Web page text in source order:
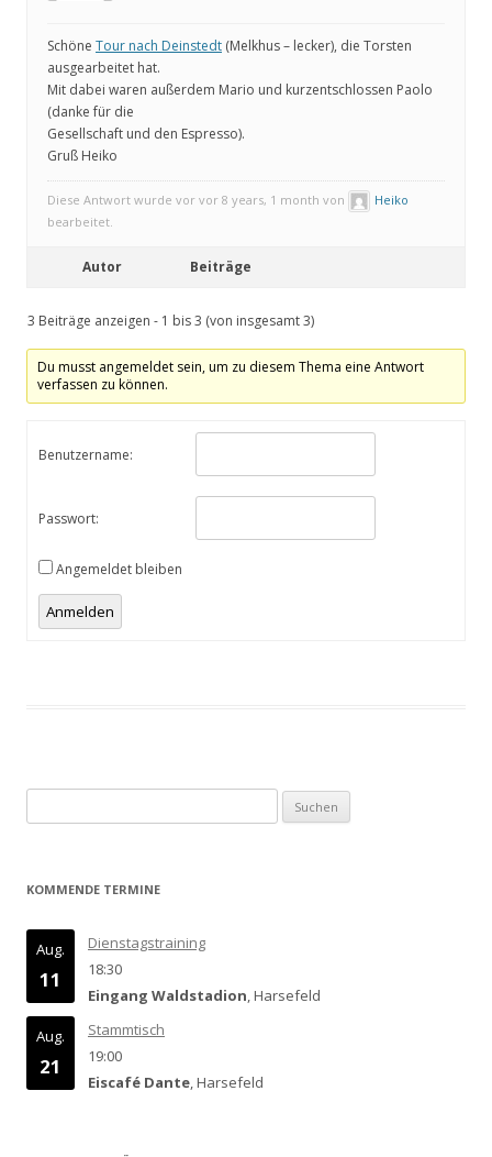
Schöne Tour nach Deinstedt (Melkhus – lecker), die Torsten
ausgearbeitet hat.
Mit dabei waren außerdem Mario und kurzentschlossen Paolo
(danke für die
Gesellschaft und den Espresso).
Gruß Heiko
Diese Antwort wurde vor vor 8 years, 1 month von
Heiko
bearbeitet.
Autor Beiträge
3 Beiträge anzeigen - 1 bis 3 (von insgesamt 3)
Du musst angemeldet sein, um zu diesem Thema eine Antwort
verfassen zu können.
Benutzername:
Passwort:
Angemeldet bleiben
Anmelden
nach:
KOMMENDE TERMINE
Aug.
11
Dienstagstraining
18:30
Eingang Waldstadion, Harsefeld
Aug.
21
Stammtisch
19:00
Eiscafé Dante, Harsefeld